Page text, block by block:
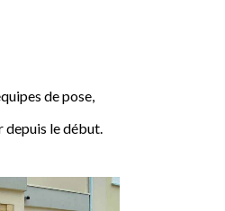
de pose,
depuis le début.